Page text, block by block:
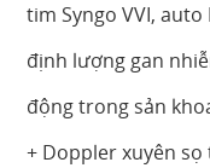
tim Syngo VVI, auto
định lượng gan
động trong sản
+ Doppler xuyên